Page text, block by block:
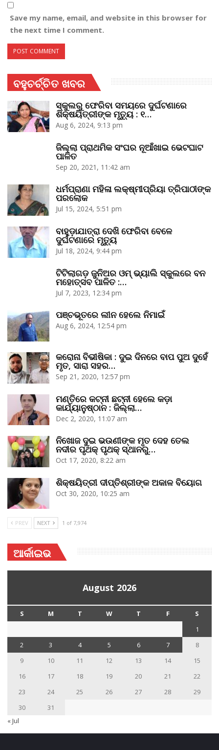
Save my name, email, and website in this browser for
the next time I comment.
ବହୁଚର୍ଚ୍ଚିତ ଖବର
ସ୍କୁଲରୁ ଫେରିବା ସମୟରେ ଦୁର୍ଘଟଣାରେ
ଶିକ୍ଷୟିତ୍ରୀଙ୍କ ମୃତ୍ୟୁ : ୧…
Aug 6, 2024, 9:13 pm
ଜିଲ୍ଲା ପ୍ରାଥମିକ ସଂଘର ନୂଆଁଖାଇ ଭେଟଘାଟ
ପାଳିତ
Sep 20, 2021, 11:42 am
ଧର୍ମପ୍ରାଣା ମହିଳା ଲକ୍ଷ୍ମୀପ୍ରିୟା ତ୍ରିପାଠୀଙ୍କ
ପରଲୋକ
Jul 15, 2024, 5:51 pm
ବାହୁଡ଼ାଯାତ୍ରା ଦେଖି ଫେରିବା ବେଳେ
ଦୁର୍ଘଟଣାରେ ମୃତ୍ୟୁ
Jul 18, 2024, 9:44 pm
ଟିଟିଲାଗଡ଼ ଜୁନିଅର ଓମ୍‌ ଭ୍ୟାଲି ସ୍କୁଲରେ ବନ
ମହୋତ୍ସବ ପାଳିତ :…
Jul 7, 2023, 12:34 pm
ପଞ୍ଚଭୂତରେ ଲୀନ ହେଲେ ନିମାଇଁ
Aug 6, 2024, 12:54 pm
କରୋନା ବିଭୀଷିକା : ଦୁଇ ଦିନରେ ବାପ ପୁଅ ଦୁହେଁ
ମୃତ, ସାରା ସହର…
Sep 21, 2020, 12:57 pm
ମଣ୍ତିରେ କଟ୍‌ନୀ ଛଟ୍‌ନୀ ହେଲେ କଡ଼ା
କାର୍ଯ୍ୟାନୁଷ୍ଠାନ : ଜିଲ୍ଲା…
Dec 2, 2020, 11:07 am
ନିଖୋଜ ଦୁଇ ଭଉଣୀଙ୍କ ମୃତ ଦେହ ତେଲ
ନଦୀର ପୃଥକ୍‌ ପୃଥକ୍‌ ସ୍ଥାନରୁ…
Oct 17, 2020, 8:22 am
ଶିକ୍ଷୟିତ୍ରୀ ଦୀପ୍ତିଶ୍ରୀଙ୍କ ଅକାଳ ବିୟୋଗ
Oct 30, 2020, 10:25 am
PREV NEXT 1 of 7,974
ଆର୍କାଇଭ
August 2026
S M T W T F
S
1
2
3 4 5 6 7
8
9
10 11 12 13 14
15
16
17 18 19 20 21
22
23
24 25 26 27 28
29
30
31
« Jul